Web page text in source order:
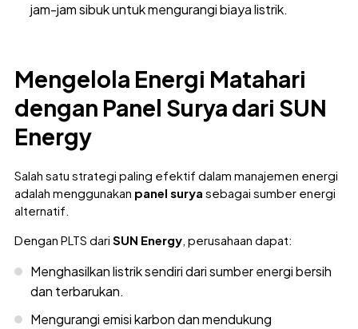
jam-jam sibuk untuk mengurangi biaya listrik.
Mengelola Energi Matahari
dengan Panel Surya dari SUN
Energy
Salah satu strategi paling efektif dalam manajemen energi
adalah menggunakan panel surya sebagai sumber energi
alternatif.
Dengan PLTS dari SUN Energy, perusahaan dapat:
Menghasilkan listrik sendiri dari sumber energi bersih
dan terbarukan.
Mengurangi emisi karbon dan mendukung